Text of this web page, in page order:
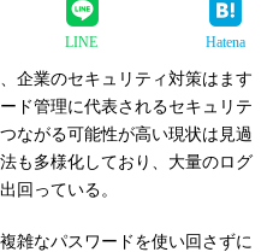
LINE Hatena
企業のセキュリティ対策はます
ド管理に代表されるセキュリテ
ながる可能性が高い現状は見過
も多様化しており、大量のログ
回っている。
雑なパスワードを使い回さずに